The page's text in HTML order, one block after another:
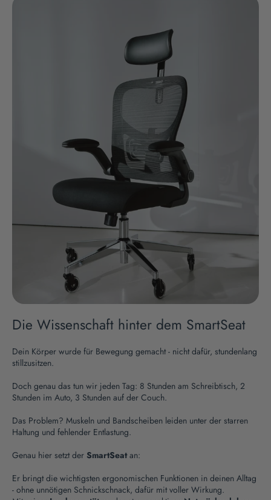
Die Wissenschaft hinter dem SmartSeat
Dein Körper wurde für Bewegung gemacht - nicht dafür, stundenlang
stillzusitzen.
Doch genau das tun wir jeden Tag: 8 Stunden am Schreibtisch, 2
Stunden im Auto, 3 Stunden auf der Couch.
Das Problem? Muskeln und Bandscheiben leiden unter der starren
Haltung und fehlender Entlastung.
Genau hier setzt der SmartSeatan:
Er bringt die wichtigsten ergonomischen Funktionen in deinen Alltag
- ohne unnötigen Schnickschnack, dafür mit voller Wirkung.